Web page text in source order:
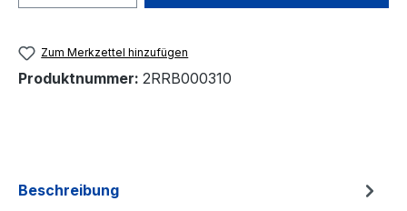
Zum Merkzettel hinzufügen
Produktnummer: 2RRB000310
Beschreibung